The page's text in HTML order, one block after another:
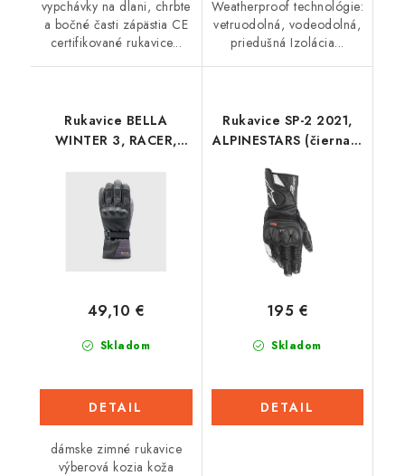
vypchávky na dlani, chrbte
a bočné časti zápästia CE
certifikované rukavice...
Weatherproof technológie:
vetruodolná, vodeodolná,
priedušná Izolácia...
Rukavice BELLA
WINTER 3, RACER,
(čierna/bordová)
Skladom
49,10 €
DETAIL
dámske zimné rukavice
výberová kozia koža
Rukavice SP-2 2021,
ALPINESTARS (čierna /
Skladom
195 €
DETAIL